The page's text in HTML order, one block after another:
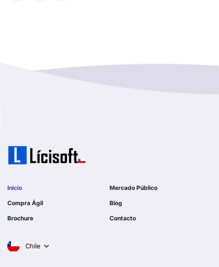
GOBERNACION PROVINCIAL DE TALCA
I MUNICIPALIDAD DE GORBEA
I MUNICIPALIDAD DE NINHUE
Region Del Biobio
Tarapaca
Inicio Mercado Público
Compra Ágil Blog
Brochure Contacto
Chile